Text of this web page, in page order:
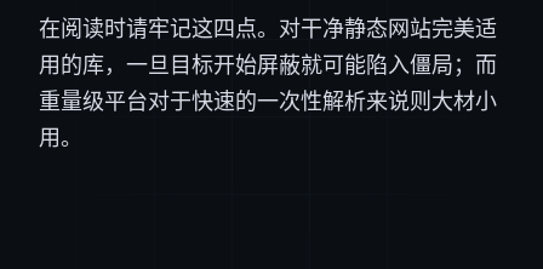
在阅读时请牢记这四点。对干净静态网站完美适
用的库，一旦目标开始屏蔽就可能陷入僵局；而
重量级平台对于快速的一次性解析来说则大材小
用。